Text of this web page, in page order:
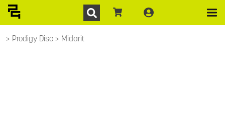
Prodigy Disc Midarit